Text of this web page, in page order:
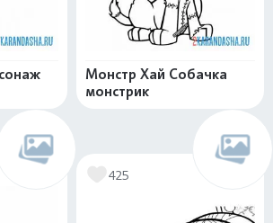
Монстр Хай Собачка
монстрик
425